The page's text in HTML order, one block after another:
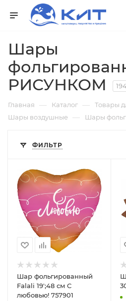
Шары
РИСУНКОМ
Главная — Каталог — Товары
Шары воздушные — Шары
ФИЛЬТР
Шар фольгированный
Falali 19';48 см С
любовью! 757901